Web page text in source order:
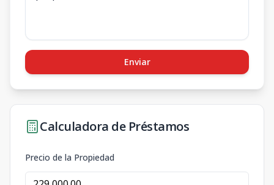
Enviar
Calculadora de Préstamos
Precio de la Propiedad